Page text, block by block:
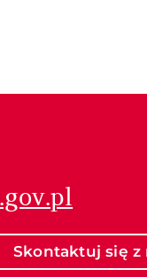
Skontaktuj się z